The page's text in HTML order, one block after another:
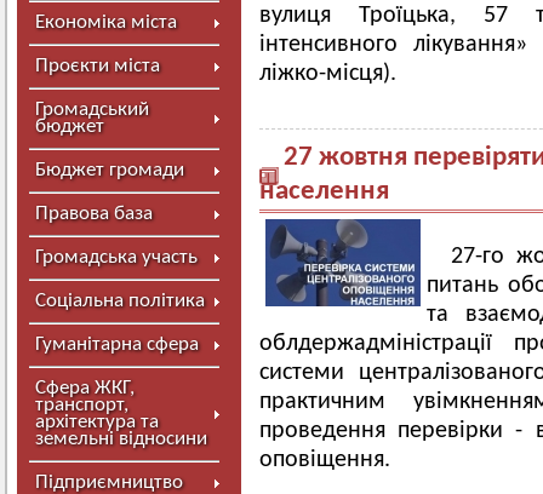
Економіка міста
Проєкти міста
Громадський
бюджет
Бюджет громади
Правова база
Громадська участь
Соціальна політика
Гуманітарна сфера
Сфера ЖКГ,
транспорт,
архітектура та
земельні відносини
Підприємництво
вулиця Троїцька, 57
інтенсивного
ліжко-місця).
27 жовтня
населення
27-го
питань
та
облдержадміністрації
системи
практичним
проведення перевірки -
оповіщення.